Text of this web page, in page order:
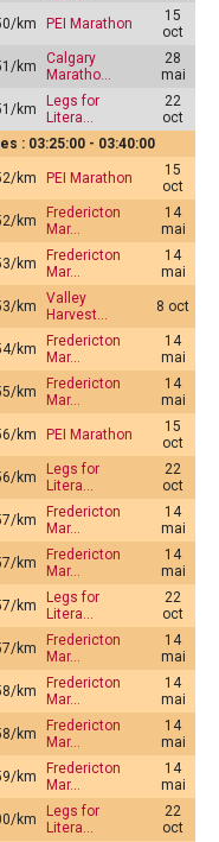
km PEI Marathon
15
oct
km
Calgary
Maratho…
28
mai
km
Legs for
Litera…
22
oct
: 03:25:00 - 03:40:00
km PEI Marathon
15
oct
km
Fredericton
Mar…
14
mai
km
Fredericton
Mar…
14
mai
km
Valley
Harvest…
8 oct
km
Fredericton
Mar…
14
mai
km
Fredericton
Mar…
14
mai
km PEI Marathon
15
oct
km
Legs for
Litera…
22
oct
km
Fredericton
Mar…
14
mai
km
Fredericton
Mar…
14
mai
km
Legs for
Litera…
22
oct
km
Fredericton
Mar…
14
mai
km
Fredericton
Mar…
14
mai
km
Fredericton
Mar…
14
mai
km
Fredericton
Mar…
14
mai
km
Legs for
Litera…
22
oct